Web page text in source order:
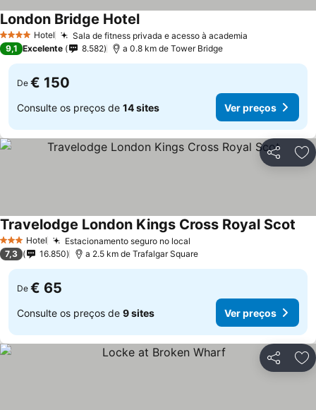
4 EstrelasHotel Sala de fitness privada e acesso à academia
London Bridge HotelVer preços
9,1 Excelente 8.582 a 0.8 km de Tower Bridge
De € 150
Consulte os preços de 14 sites Ver preços
Partilhar
3 EstrelasHotel Estacionamento seguro no local
Travelodge London Kings Cross Royal Scot
7,3 16.850 a 2.5 km de Trafalgar Square
De € 65
Consulte os preços de 9 sites Ver preços
Partilhar